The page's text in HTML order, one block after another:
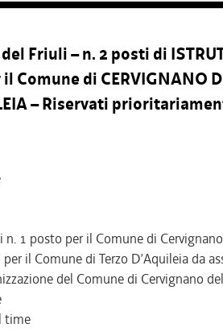
Friuli – n. 2 posti di
Comune di CERVIGNANO
– Riservati
n. 1 posto per il Comune di
il Comune di Terzo D’Aquileia da
del Comune di Cervignano
time